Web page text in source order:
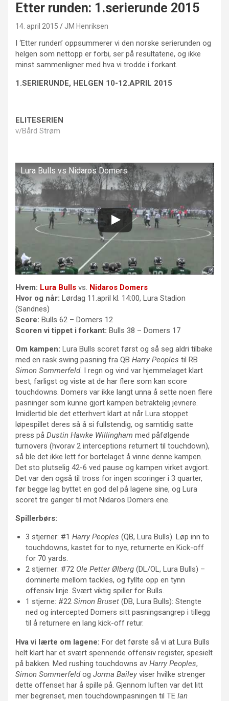
Etter runden: 1.serierunde 2015
14. april 2015 JM Henriksen
I ‘Etter runden’ oppsummerer vi den norske serierunden og
helgen som nettopp er forbi, ser på resultatene, og ikke
minst sammenligner med hva vi trodde i forkant.
1.SERIERUNDE, HELGEN 10-12.APRIL 2015
ELITESERIEN
v/Bård Strøm
Lura Bulls vs Nidaros Domers
Hvem: Lura Bulls vs. Nidaros Domers
Hvor og når: Lørdag 11.april kl. 14:00, Lura Stadion
(Sandnes)
Score: Bulls 62 – Domers 12
Scoren vi tippet i forkant: Bulls 38 – Domers 17
Om kampen: Lura Bulls scoret først og så seg aldri tilbake
med en rask swing pasning fra QB Harry Peoples til RB
Simon Sommerfeld. I regn og vind var hjemmelaget klart
best, farligst og viste at de har flere som kan score
touchdowns. Domers var ikke langt unna å sette noen flere
pasninger som kunne gjort kampen betraktelig jevnere.
Imidlertid ble det etterhvert klart at når Lura stoppet
løpespillet deres så å si fullstendig, og samtidig satte
press på Dustin Hawke Willingham med påfølgende
turnovers (hvorav 2 interceptions returnert til touchdown),
så ble det ikke lett for bortelaget å vinne denne kampen.
Det sto plutselig 42-6 ved pause og kampen virket avgjort.
Det var den også til tross for ingen scoringer i 3 quarter,
før begge lag byttet en god del på lagene sine, og Lura
scoret tre ganger til mot Nidaros Domers ene.
Spillerbørs:
3 stjerner: #1 Harry Peoples (QB, Lura Bulls). Løp inn to
touchdowns, kastet for to nye, returnerte en Kick-off
for 70 yards.
2 stjerner: #72 Ole Petter Ølberg (DL/OL, Lura Bulls) –
dominerte mellom tackles, og fyllte opp en tynn
offensiv linje. Svært viktig spiller for Bulls.
1 stjerne: #22 Simon Bruset (DB, Lura Bulls): Stengte
ned og intercepted Domers sitt pasningsangrep i tillegg
til å returnere en lang kick-off retur.
Hva vi lærte om lagene: For det første så vi at Lura Bulls
helt klart har et svært spennende offensiv register, spesielt
på bakken. Med rushing touchdowns av Harry Peoples,
Simon Sommerfeldog Jorma Bailey viser hvilke strenger
dette offenset har å spille på. Gjennom luften var det litt
mer begrenset, men touchdownpasningen til TE Ian